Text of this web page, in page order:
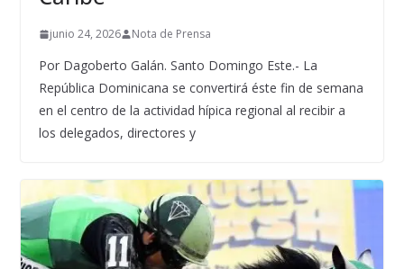
junio 24, 2026 Nota de Prensa
Por Dagoberto Galán. Santo Domingo Este.- La
República Dominicana se convertirá éste fin de semana
en el centro de la actividad hípica regional al recibir a
los delegados, directores y